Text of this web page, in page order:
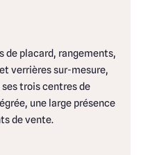
de placard, rangements,
verrières sur-mesure,
ses trois centres de
une large présence
de vente.